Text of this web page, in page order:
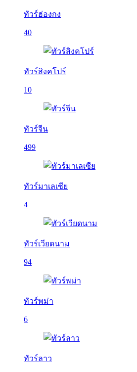
ทัวร์ฮ่องกง
40
ทัวร์สิงคโปร์
10
ทัวร์จีน
499
ทัวร์มาเลเซีย
4
ทัวร์เวียดนาม
94
ทัวร์พม่า
6
ทัวร์ลาว